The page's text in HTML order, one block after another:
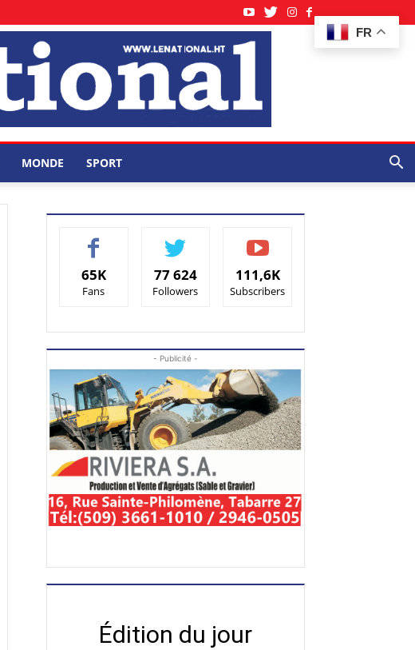
FR
MONDE SPORT
65K
Fans
77 624
Followers
111,6K
Subscribers
- Publicité -
Édition du jour